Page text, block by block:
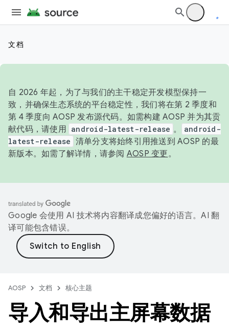
文档
自 2026 年起，为了与我们的主干稳定开发模型保持一
致，并确保生态系统的平台稳定性，我们将在第 2 季度和
第 4 季度向 AOSP 发布源代码。如需构建 AOSP 并为其贡
献代码，请使用 android-latest-release 。
android-
latest-release 清单分支将始终引用推送到 AOSP 的最
新版本。如需了解详情，请参阅 AOSP 变更。
Google 会使用 AI 技术将内容翻译成您偏好的语言。AI 翻
译可能包含错误。
AOSP 文档 核心主题
导入和导出主屏幕数据